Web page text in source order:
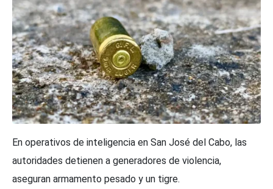
En operativos de inteligencia en San José del Cabo, las
autoridades detienen a generadores de violencia,
aseguran armamento pesado y un tigre.